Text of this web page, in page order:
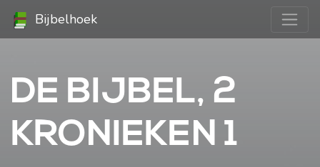
Bijbelhoek
DE BIJBEL, 2
KRONIEKEN 1